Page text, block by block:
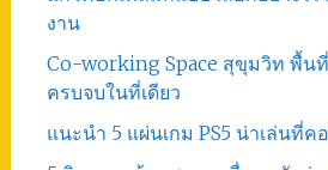
งาน
Co-working Space สุขุมวิท พื้น
ครบจบในที่เดียว
แนะนำ 5 แผ่นเกม PS5 น่าเล่นที่ค